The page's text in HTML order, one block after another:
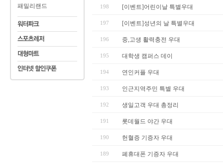
패밀리랜드
198 [이벤트]어린이날 특별우대
197 [이벤트]성년의 날 특별우대
196 중,고생 활력충전 우대
195 대학생 캠퍼스 데이
194 연인커플 우대
193 인근지역주민 특별 우대
192 생일고객 우대 총정리
191 롯데월드 야간 우대
190 헌혈증 기증자 우대
189 폐휴대폰 기증자 우대